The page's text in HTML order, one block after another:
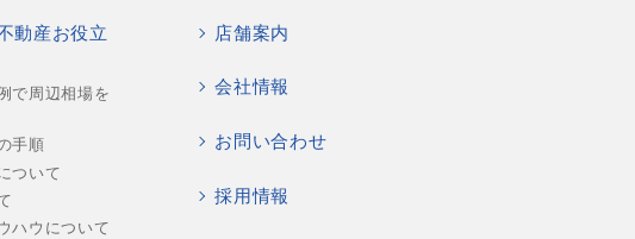
動産お役立
で周辺相場を
手順
ついて
ハウについて
店舗案内
会社情報
お問い合わせ
採用情報